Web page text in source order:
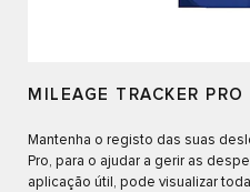
MILEAGE TRACKER PRO
Mantenha o registo das suas
Pro, para o ajudar a gerir as
aplicação útil, pode visualizar